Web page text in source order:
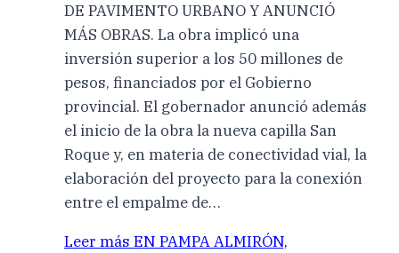
DE PAVIMENTO URBANO Y ANUNCIÓ
MÁS OBRAS. La obra implicó una
inversión superior a los 50 millones de
pesos, financiados por el Gobierno
provincial. El gobernador anunció además
el inicio de la obra la nueva capilla San
Roque y, en materia de conectividad vial, la
elaboración del proyecto para la conexión
entre el empalme de…
Leer más EN PAMPA ALMIRÓN,